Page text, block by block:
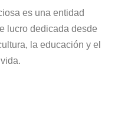
es una entidad
lucro dedicada desde
la educación y el